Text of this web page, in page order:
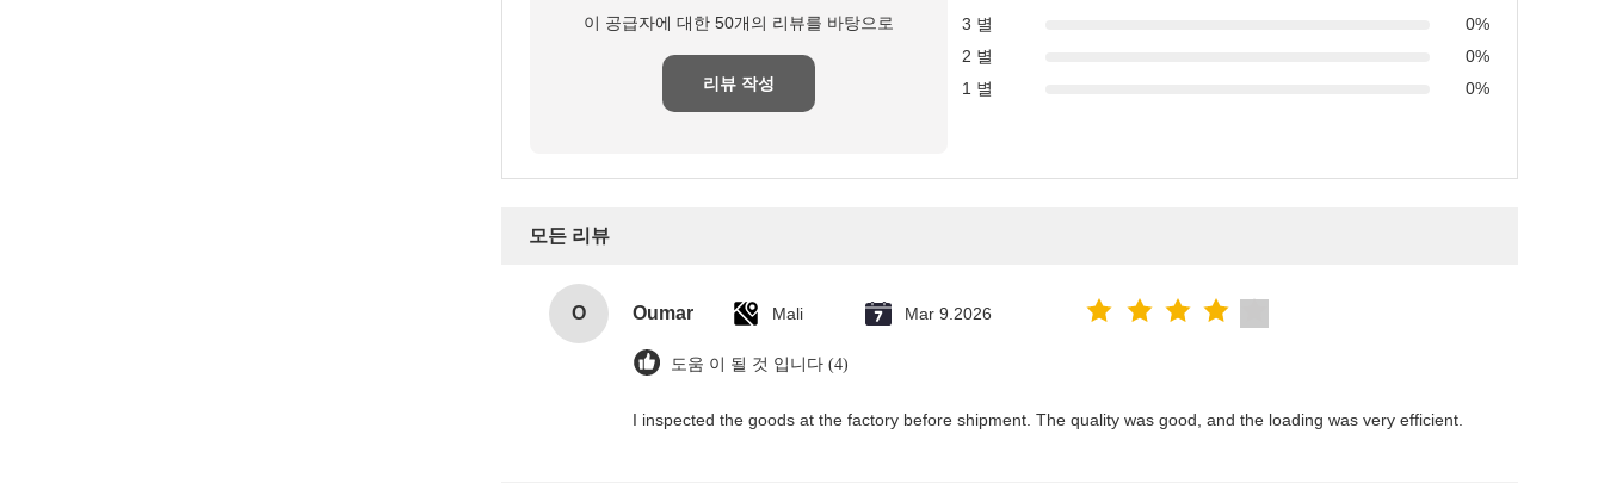
이 공급자에 대한 50개의 리뷰를 바탕으로
리뷰 작성
3 별
0%
2 별
0%
1 별
0%
모든 리뷰
O Oumar Mali Mar 9.2026
도움 이 될 것 입니다 (4)
I inspected the goods at the factory before shipment. The quality was good, and the loading was very efficient.